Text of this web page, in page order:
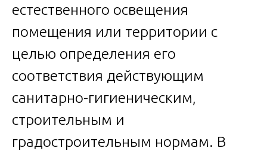
естественного освещения
помещения или территории с
целью определения его
соответствия действующим
санитарно-гигиеническим,
строительным и
градостроительным нормам. В